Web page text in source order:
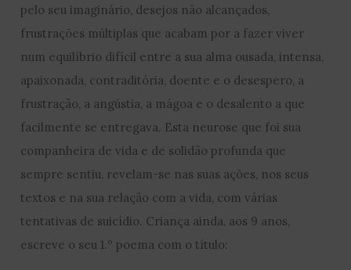
pelo seu imaginário, desejos não alcançados,
frustrações múltiplas que acabam por a fazer viver
num equilíbrio difícil entre a sua alma ousada, intensa,
apaixonada, contraditória, doente e o desespero, a
frustração, a angústia, a mágoa e o desalento a que
facilmente se entregava. Esta neurose que foi sua
companheira de vida e de solidão profunda que
sempre sentiu, revelam-se nas suas ações, nos seus
textos e na sua relação com a vida, com várias
tentativas de suicídio. Criança ainda, aos 9 anos,
escreve o seu 1.º poema com o título: